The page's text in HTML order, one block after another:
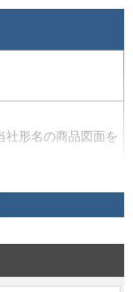
形名の商品図面を